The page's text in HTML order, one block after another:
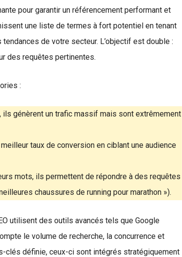
pour garantir un référencement performant et
une liste de termes à fort potentiel en tenant
de votre secteur. L’objectif est double :
des requêtes pertinentes.
:
ils génèrent un trafic massif mais sont extrêmement
taux de conversion en ciblant une audience
mots, ils permettent de répondre à des requêtes
chaussures de running pour marathon »).
utilisent des outils avancés tels que Google
le volume de recherche, la concurrence et
clés définie, ceux-ci sont intégrés stratégiquement